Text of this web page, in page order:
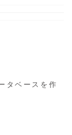
タベースを作